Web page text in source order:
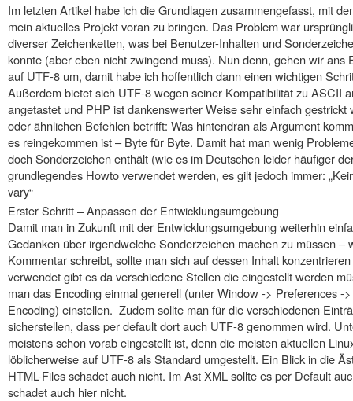
Im letzten Artikel habe ich die Grundlagen zusammengefasst, mit
mein aktuelles Projekt voran zu bringen. Das Problem war
diverser Zeichenketten, was bei Benutzer-Inhalten und
konnte (aber eben nicht zwingend muss). Nun denn, gehen wir ans
auf UTF-8 um, damit habe ich hoffentlich dann einen wichtigen
Außerdem bietet sich UTF-8 wegen seiner Kompatibilität zu ASCII
angetastet und PHP ist dankenswerter Weise sehr einfach gestrickt
oder ähnlichen Befehlen betrifft: Was hintendran als Argument
es reingekommen ist – Byte für Byte. Damit hat man wenig
doch Sonderzeichen enthält (wie es im Deutschen leider häufiger
grundlegendes Howto verwendet werden, es gilt jedoch immer:
vary“
Erster Schritt – Anpassen der Entwicklungsumgebung
Damit man in Zukunft mit der Entwicklungsumgebung weiterhin
Gedanken über irgendwelche Sonderzeichen machen zu müssen –
Kommentar schreibt, sollte man sich auf dessen Inhalt
verwendet gibt es da verschiedene Stellen die eingestellt werden
man das Encoding einmal generell (unter Window -> Preferences
Encoding) einstellen. Zudem sollte man für die verschiedenen
sicherstellen, dass per default dort auch UTF-8 genommen wird.
meistens schon vorab eingestellt ist, denn die meisten aktuellen
löblicherweise auf UTF-8 als Standard umgestellt. Ein Blick in die
HTML-Files schadet auch nicht. Im Ast XML sollte es per Default
schadet auch hier nicht.